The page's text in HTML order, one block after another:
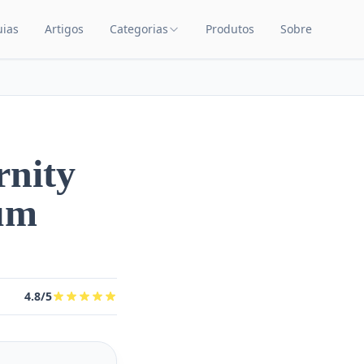
Artigos Categorias
Carrinhos de Bebê
Produtos Sobre
4.8/5